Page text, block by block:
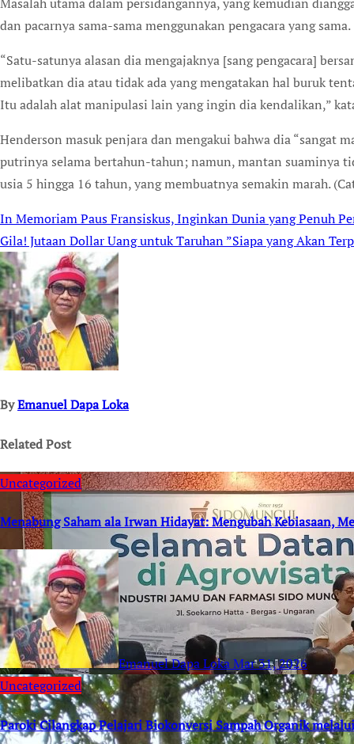
dan pacarnya sama-sama menggunakan pengacara yang sama.
“Satu-satunya alasan dia mengajaknya [sang pengacara]
melibatkan dia atau tidak ada yang mengatakan hal buruk
Itu adalah alat manipulasi lain yang ingin dia kendalikan,”
Henderson masuk penjara dan mengakui bahwa dia “sangat
putrinya selama bertahun-tahun; namun, mantan suaminya
usia 5 hingga 16 tahun, yang membuatnya semakin marah.
Post
navigation
In Memoriam Paus Fransiskus, Inginkan Dunia yang Penuh
Gila! Jutaan Dollar Uang untuk Taruhan ”Siapa yang Akan
ByEmanuel Dapa Loka
Related Post
Uncategorized
Menabung Saham ala Irwan Hidayat: Mengubah Kebiasaan,
Emanuel Dapa LokaMar 31, 2026
Uncategorized
Paroki Cilangkap Pelajari Biokonversi Sampah Organik